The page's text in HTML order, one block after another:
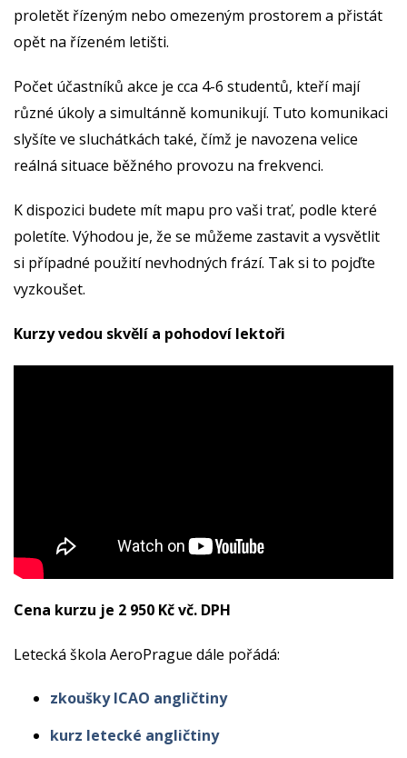
proletět řízeným nebo omezeným prostorem a přistát
opět na řízeném letišti.
Počet účastníků akce je cca 4-6 studentů, kteří mají
různé úkoly a simultánně komunikují. Tuto komunikaci
slyšíte ve sluchátkách také, čímž je navozena velice
reálná situace běžného provozu na frekvenci.
K dispozici budete mít mapu pro vaši trať, podle které
poletíte. Výhodou je, že se můžeme zastavit a vysvětlit
si případné použití nevhodných frází. Tak si to pojďte
vyzkoušet.
Kurzy vedou skvělí a pohodoví lektoři
Cena kurzu je 2 950 Kč vč. DPH
Letecká škola AeroPrague dále pořádá:
zkoušky ICAO angličtiny
kurz letecké angličtiny